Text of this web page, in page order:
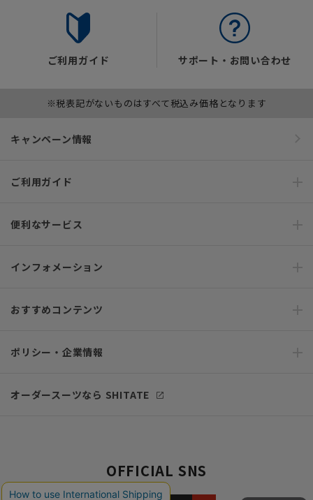
ご利用ガイド サポート・お問い合わせ
※税表記がないものはすべて税込み価格となります
キャンペーン情報
ご利用ガイド
便利なサービス
インフォメーション
おすすめコンテンツ
ポリシー・企業情報
オーダースーツなら SHITATE
OFFICIAL SNS